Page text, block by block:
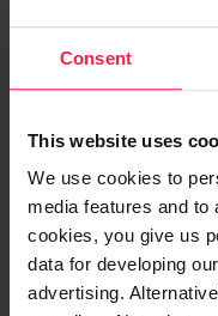
Consent
This website uses
We use cookies to
media features and
cookies, you give us
data for developing
advertising.
valtuutuksen ja
Kokouksen
B.
Edellä mainitut